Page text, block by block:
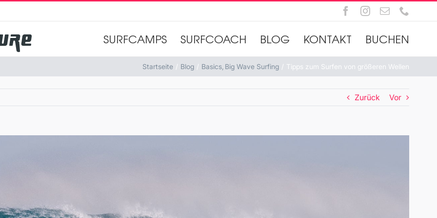
Facebook
Instagram
E-
Mail
SURFCAMPS SURFCOACH BLOG KONTAKT BUCHEN
Startseite Blog Basics Big Wave Surfing Tipps zum Surfen von größeren Wellen
Zurück Vor